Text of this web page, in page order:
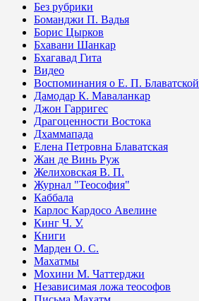
Без рубрики
Боманджи П. Вадья
Борис Цырков
Бхавани Шанкар
Бхагавад Гита
Видео
Воспоминания о Е. П. Блаватской
Дамодар К. Маваланкар
Джон Гарригес
Драгоценности Востока
Дхаммапада
Елена Петровна Блаватская
Жан де Винь Руж
Желиховская В. П.
Журнал "Теософия"
Каббала
Карлос Кардосо Авелине
Кинг Ч. У.
Книги
Марден О. С.
Махатмы
Мохини М. Чаттерджи
Независимая ложа теософов